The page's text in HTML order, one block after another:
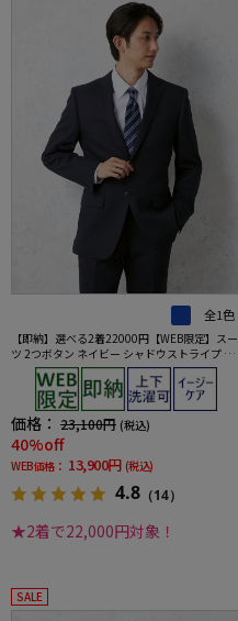
全1色
【即納】選べる2着22000円【WEB限定】スー
ツ 2つボタン ネイビー シャドウストライプ 上
下ウォッシャブル 3シーズン対応
価格： 23,100円 (税込)
40%off
WEB価格： 13,900円 (税込)
4.8 （14）
★2着で22,000円対象！
SALE